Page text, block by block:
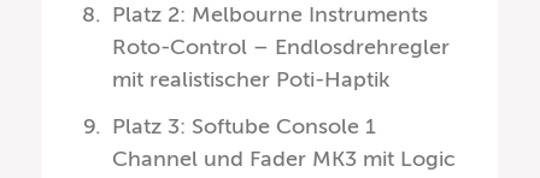
Platz 2: Melbourne Instruments
Roto-Control – Endlosdrehregler
mit realistischer Poti-Haptik
Platz 3: Softube Console 1
Channel und Fader MK3 mit Logic